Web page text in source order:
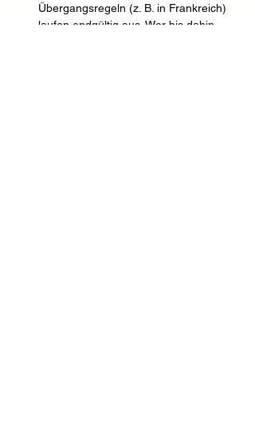
Übergangsregeln (z. B. in Frankreich)
laufen endgültig aus. Wer bis dahin